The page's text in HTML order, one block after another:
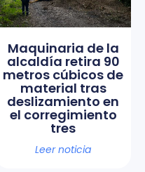
Maquinaria de la
alcaldía retira 90
metros cúbicos de
material tras
deslizamiento en
el corregimiento
tres
Leer noticia